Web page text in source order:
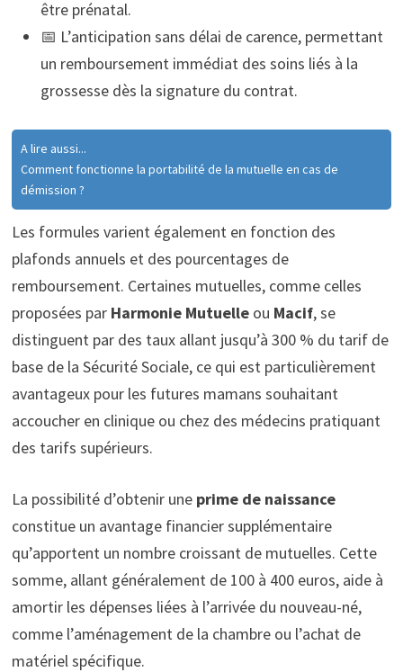
être prénatal.
📅 L’anticipation sans délai de carence, permettant
un remboursement immédiat des soins liés à la
grossesse dès la signature du contrat.
A lire aussi...
Comment fonctionne la portabilité de la mutuelle en cas de
démission ?
Les formules varient également en fonction des
plafonds annuels et des pourcentages de
remboursement. Certaines mutuelles, comme celles
proposées par Harmonie Mutuelleou Macif, se
distinguent par des taux allant jusqu’à 300 % du tarif de
base de la Sécurité Sociale, ce qui est particulièrement
avantageux pour les futures mamans souhaitant
accoucher en clinique ou chez des médecins pratiquant
des tarifs supérieurs.
La possibilité d’obtenir une prime de naissance
constitue un avantage financier supplémentaire
qu’apportent un nombre croissant de mutuelles. Cette
somme, allant généralement de 100 à 400 euros, aide à
amortir les dépenses liées à l’arrivée du nouveau-né,
comme l’aménagement de la chambre ou l’achat de
matériel spécifique.